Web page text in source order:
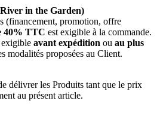
in the Garden)
(financement, promotion, offre
40% TTC est exigible à la commande.
exigible avant expédition ou au plus
modalités proposées au Client.
délivrer les Produits tant que le prix
au présent article.